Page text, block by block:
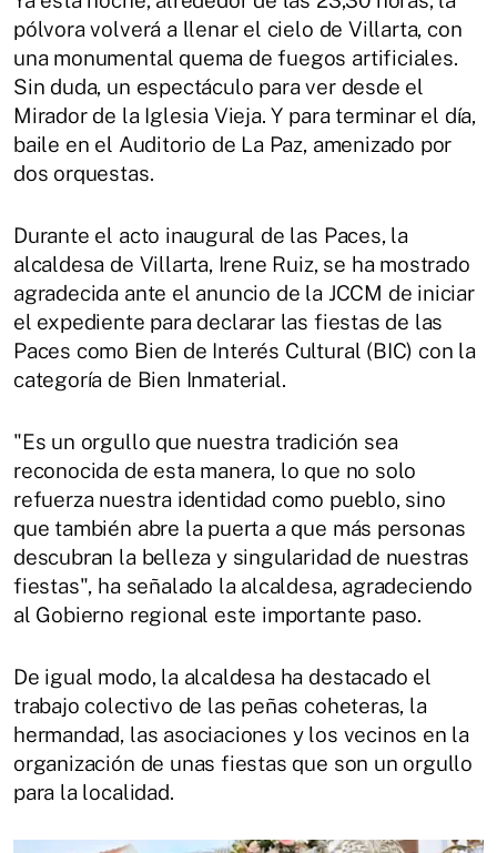
pólvora volverá a llenar el cielo de Villarta, con
una monumental quema de fuegos artificiales.
Sin duda, un espectáculo para ver desde el
Mirador de la Iglesia Vieja. Y para terminar el día,
baile en el Auditorio de La Paz, amenizado por
dos orquestas.
Durante el acto inaugural de las Paces, la
alcaldesa de Villarta, Irene Ruiz, se ha mostrado
agradecida ante el anuncio de la JCCM de iniciar
el expediente para declarar las fiestas de las
Paces como Bien de Interés Cultural (BIC) con la
categoría de Bien Inmaterial.
"Es un orgullo que nuestra tradición sea
reconocida de esta manera, lo que no solo
refuerza nuestra identidad como pueblo, sino
que también abre la puerta a que más personas
descubran la belleza y singularidad de nuestras
fiestas", ha señalado la alcaldesa, agradeciendo
al Gobierno regional este importante paso.
De igual modo, la alcaldesa ha destacado el
trabajo colectivo de las peñas coheteras, la
hermandad, las asociaciones y los vecinos en la
organización de unas fiestas que son un orgullo
para la localidad.